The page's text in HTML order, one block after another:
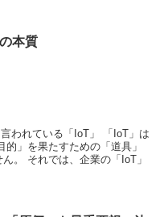
本質
われている「IoT」 「IoT」は
的」を果たすための「道具」
。 それでは、企業の「IoT」